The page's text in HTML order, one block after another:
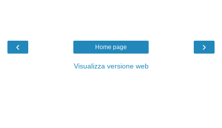
‹ ›
Home page
Visualizza versione web